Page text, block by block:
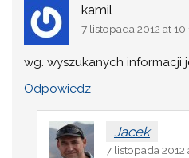
kamil
7 listopada 2012 at
wg. wyszukanych informacji
Odpowiedz
Jacek
7 listopada 2012